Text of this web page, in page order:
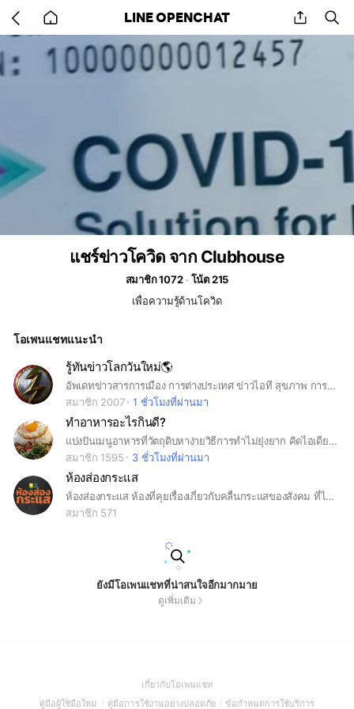
back
to
home
LINE OPENCHAT share
แชร์ข่าวโควิด จาก Clubhouse
สมาชิก 1072
โน้ต 215
เพื่อความรู้ด้านโควิด
โอเพนแชทแนะนำ
รู้ทันข่าวโลกวันใหม่🌎
อัพเดทข่าวสารการเมือง การต่างประเทศ ข่าวไอที สุขภาพ การค้าระหว่างประเทศทั่วโลกและข่าวรอบด้านที่น่าสนใจได้ที่นี่
สมาชิก 2007
1 ชั่วโมงที่ผ่านมา
ทำอาหารอะไรกินดี?
แบ่งปันเมนูอาหารที่วัตถุดิบหาง่ายวิธีการทำไม่ยุ่งยาก คิดไอเดียไม่ออก บอกไม่ถูก มาแชร์กันได้เลยค่า
สมาชิก 1595
3 ชั่วโมงที่ผ่านมา
ห้องส่องกระแส
ห้องส่องกระแส ห้องที่คุยเรื่องเกี่ยวกับคลื่นกระแสของสังคม ที่ได้รับความสนใจ ทางด้านการเมือง ข่าวต่างๆ ในเชิงความรู้
สมาชิก 571
ยังมีโอเพนแชทที่น่าสนใจอีกมากมาย
ดูเพิ่มเติม
เกี่ยวกับโอเพนแชท(Open
in
คู่มือผู้ใช้มือใหม่ (Open
คู่มือการใช้งานอย่างปลอดภัย(Open
ข้อกำหนดการใช้บริการ(Open